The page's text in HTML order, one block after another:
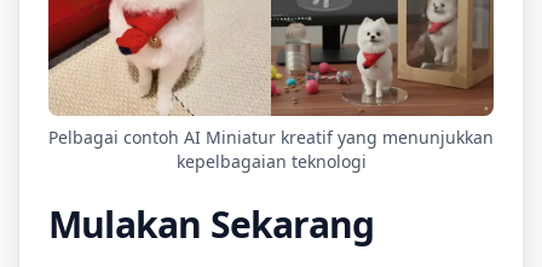
Pelbagai contoh AI Miniatur kreatif yang menunjukkan
kepelbagaian teknologi
Mulakan Sekarang